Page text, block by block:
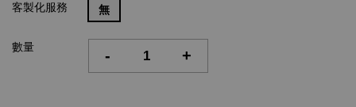
客製化服務 無
數量 - +